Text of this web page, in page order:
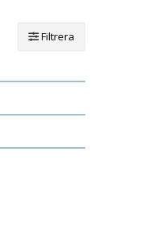
Filtrera